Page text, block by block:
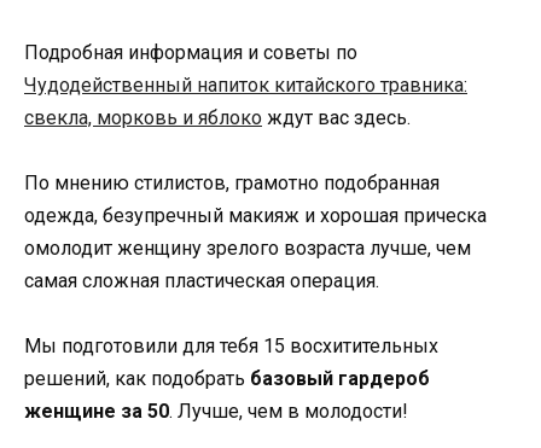
Подробная информация и советы по
Чудодейственный напиток китайского травника:
свекла, морковь и яблоко ждут вас здесь.
По мнению стилистов, грамотно подобранная
одежда, безупречный макияж и хорошая прическа
омолодит женщину зрелого возраста лучше, чем
самая сложная пластическая операция.
Мы подготовили для тебя 15 восхитительных
решений, как подобрать базовый гардероб
женщине за 50. Лучше, чем в молодости!